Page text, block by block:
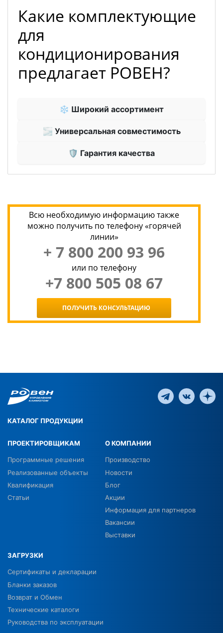
Какие комплектующие
для
кондиционирования
предлагает РОВЕН?
❄ Широкий ассортимент
🌫 Универсальная совместимость
🛡 Гарантия качества
Всю необходимую информацию также
можно получить по телефону «горячей
линии»
+ 7 800 200 93 96
или по телефону
+7 800 505 08 67
ПОЛУЧИТЬ КОНСУЛЬТАЦИЮ
КАТАЛОГ ПРОДУКЦИИ
ПРОЕКТИРОВЩИКАМ
Программные решения
Реализованные объекты
Квалификация
Статьи
О КОМПАНИИ
Производство
Новости
Блог
Акции
Информация для партнеров
Вакансии
Выставки
ЗАГРУЗКИ
Сертификаты и декларации
Бланки заказов
Возврат и Обмен
Технические каталоги
Руководства по эксплуатации